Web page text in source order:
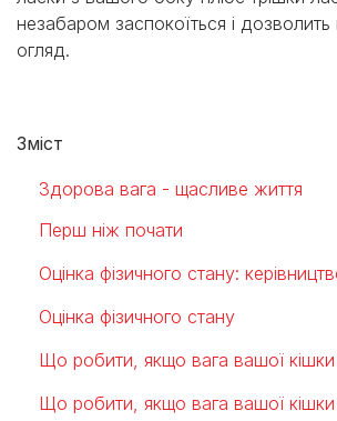
незабаром заспокоїться і
огляд.
Зміст
Здорова вага - щасливе життя
Перш ніж почати
Оцінка фізичного стану:
Оцінка фізичного стану